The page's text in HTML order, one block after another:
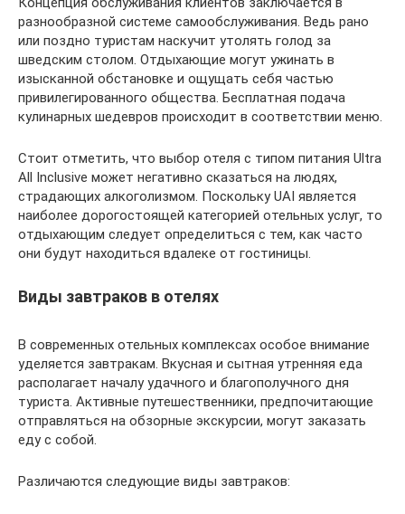
разнообразной системе самообслуживания. Ведь рано
или поздно туристам наскучит утолять голод за
шведским столом. Отдыхающие могут ужинать в
изысканной обстановке и ощущать себя частью
привилегированного общества. Бесплатная подача
кулинарных шедевров происходит в соответствии меню.
Стоит отметить, что выбор отеля с типом питания Ultra
All Inclusive может негативно сказаться на людях,
страдающих алкоголизмом. Поскольку UAI является
наиболее дорогостоящей категорией отельных услуг, то
отдыхающим следует определиться с тем, как часто
они будут находиться вдалеке от гостиницы.
Виды завтраков в отелях
В современных отельных комплексах особое внимание
уделяется завтракам. Вкусная и сытная утренняя еда
располагает началу удачного и благополучного дня
туриста. Активные путешественники, предпочитающие
отправляться на обзорные экскурсии, могут заказать
еду с собой.
Различаются следующие виды завтраков: